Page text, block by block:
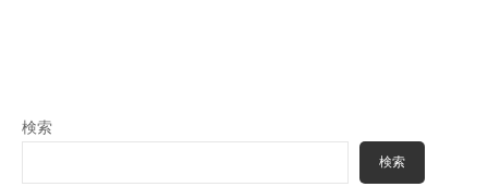
検索
検索